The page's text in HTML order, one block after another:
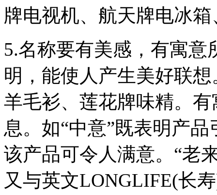
牌电视机、航天牌电冰
5.名称要有美感，有寓
明，能使人产生美好联
羊毛衫、莲花牌味精。
息。如“中意”既表明产
该产品可令人满意。“老
又与英文LONGLIFE(长